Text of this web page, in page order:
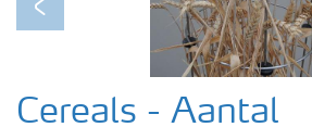
Previous
Cereals - Aantal